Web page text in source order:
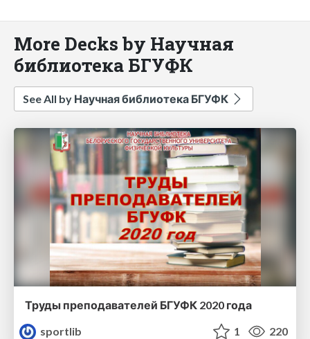
More Decks by Научная
библиотека БГУФК
See All by Научная библиотека БГУФК
Труды преподавателей БГУФК 2020 года
sportlib
1 220